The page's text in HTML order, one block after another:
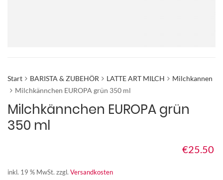
Start BARISTA & ZUBEHÖR LATTE ART MILCH
Milchkannen
Milchkännchen EUROPA grün 350 ml
Milchkännchen EUROPA grün
350 ml
€25.50
inkl. 19 % MwSt. zzgl. Versandkosten